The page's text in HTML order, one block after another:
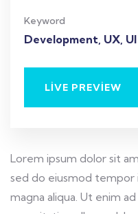
Keyword
Development, UX, UI
LIVE PREVIEW
Lorem ipsum dolor sit
sed do eiusmod
magna aliqua. Ut enim